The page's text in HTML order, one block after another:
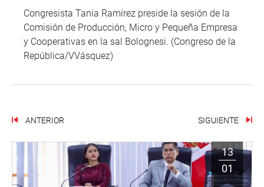
Congresista Tania Ramírez preside la sesión de la
Comisión de Producción, Micro y Pequeña Empresa
y Cooperativas en la sal Bolognesi. (Congreso de la
República/VVásquez)
ANTERIOR SIGUIENTE
13
01